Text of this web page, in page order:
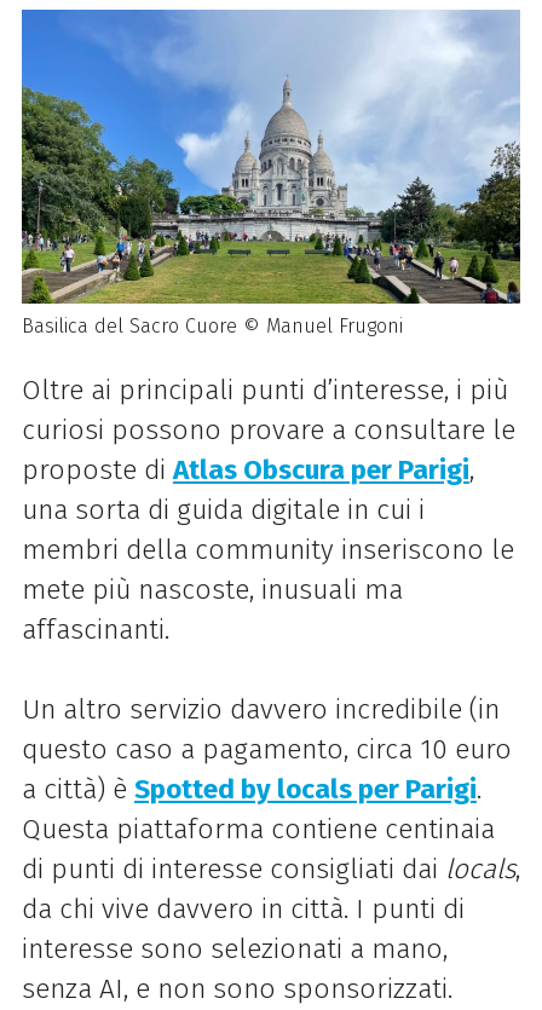
Basilica del Sacro Cuore © Manuel Frugoni
Oltre ai principali punti d’interesse, i più
curiosi possono provare a consultare le
proposte diAtlas Obscura per Parigi,
una sorta di guida digitale in cui i
membri della community inseriscono le
mete più nascoste, inusuali ma
affascinanti.
Un altro servizio davvero incredibile (in
questo caso a pagamento, circa 10 euro
a città) è Spotted by locals per Parigi.
Questa piattaforma contiene centinaia
di punti di interesse consigliati dai locals,
da chi vive davvero in città. I punti di
interesse sono selezionati a mano,
senza AI, e non sono sponsorizzati.